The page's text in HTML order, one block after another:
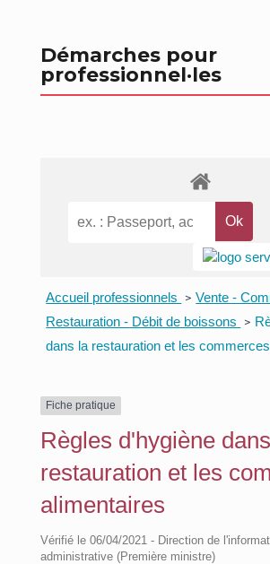
Démarches pour
professionnel·les
Accueil professionnels > Vente -
Restauration - Débit de boissons >
dans la restauration et les
Fiche pratique
Règles d'hygiène
restauration et les
alimentaires
Vérifié le 06/04/2021 - Direction de
administrative (Première ministre)